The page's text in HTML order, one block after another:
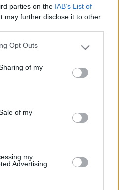
parties on the IAB’s List of
may further disclose it to other
uses one or more Google
behaviour. You may click to
purposes in below Google
Opt Outs
of my
of my
my
Advertising.
e c'erano 5 camper oltre al
più alla cassa automatica
devi recarti nella biglietteria
la sosta camper è in fondo.
poi andare a parcheggiare. Il
50 MY19)
alle 13:12:33
che non ci siano problemi di